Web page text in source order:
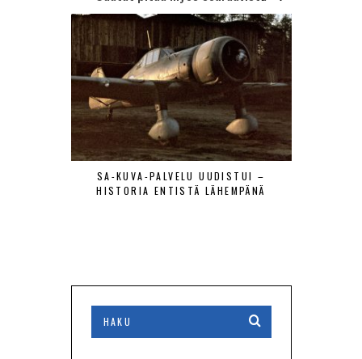
SA-KUVA-PALVELU UUDISTUI –
HISTORIA ENTISTÄ LÄHEMPÄNÄ